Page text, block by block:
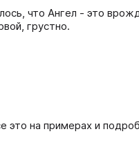
что Ангел - это
грустно.
это на примерах и